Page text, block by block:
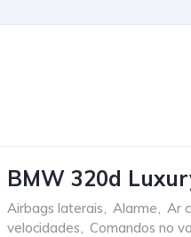
BMW 320d
Airbags laterais, Alarme, Ar
velocidades, Comandos no